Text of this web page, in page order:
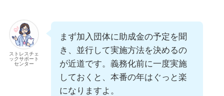
ストレスチェ
ックサポート
センター
まず加入団体に助成金の予定を聞
き、並行して実施方法を決めるの
が近道です。義務化前に一度実施
しておくと、本番の年はぐっと楽
になりますよ。